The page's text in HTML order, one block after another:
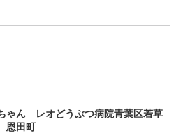
ゃん レオどうぶつ病院青葉区若草
田町